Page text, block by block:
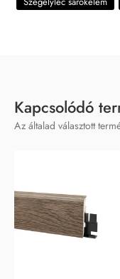
Kapcsolódó
Az általad választott